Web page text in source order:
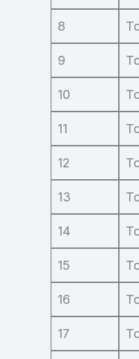
8
9
10
11
12
13
14
15
16
17